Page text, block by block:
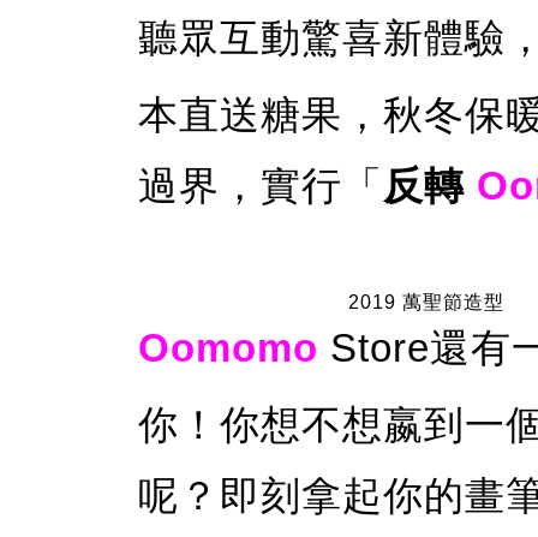
聽眾互動驚喜新體驗
本直送糖果，秋冬保
過界，實行「 反轉
2019 萬聖節造型
Oomomo Store還有
你！你想不想嬴到一
呢？即刻拿起你的畫